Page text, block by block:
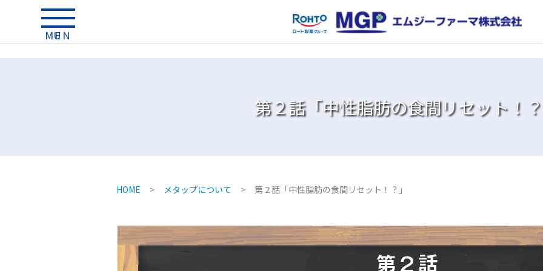
MENU
第２話「中性脂肪の食間リセット！
HOME > メタップについて > 第２話「中性脂肪の食間リセット！？」